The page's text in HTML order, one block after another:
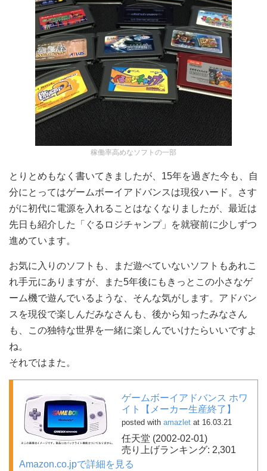
稼働率高めなソフトの一部
とりとめもなく書いてきましたが、15年を過ぎた今も、自
分にとってはゲームボーイアドバンスは現役ハード。さす
がに初代に電源を入れることはなくなりましたが、最近は
先日も紹介した「ぐるロジチャンプ」を就寝前に少しずつ
進めています。
お気に入りのソフトも、まだ遊べていないソフトもあれこ
れ手元にありますが、また5年後にもきっとこの小さなゲ
ーム機で遊んでいるような、そんな気がします。アドバン
スを現役で楽しんだみなさんも、後から知ったみなさん
も、この独特な世界を一緒に楽しんでいけたらいいですよ
ね。
それではまた。
ゲームボーイアドバンス ホワ
イト【メーカー生産終了】
posted with amazlet at 16.03.21
任天堂 (2002-02-01)
売り上げランキング: 2,301
Amazon.co.jpで詳細を見る